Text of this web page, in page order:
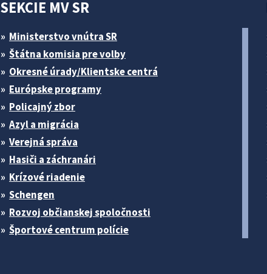
SEKCIE MV SR
Ministerstvo vnútra SR
Štátna komisia pre volby
Okresné úrady/Klientske centrá
Európske programy
Policajný zbor
Azyl a migrácia
Verejná správa
Hasiči a záchranári
Krízové riadenie
Schengen
Rozvoj občianskej spoločnosti
Športové centrum polície